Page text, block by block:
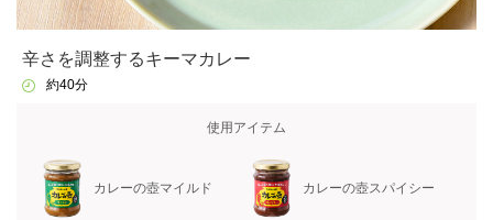
辛さを調整するキーマカレー
約40分
使用アイテム
カレーの壺マイルド カレーの壺スパイシー